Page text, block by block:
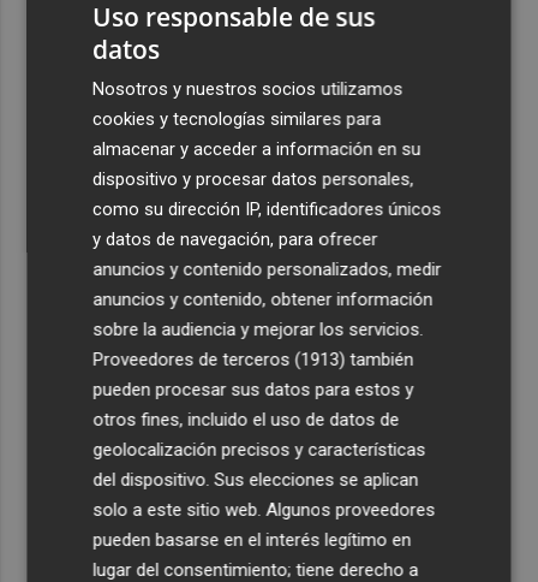
Uso responsable de sus
datos
Nosotros y nuestros socios utilizamos
cookies y tecnologías similares para
almacenar y acceder a información en su
dispositivo y procesar datos personales,
como su dirección IP, identificadores únicos
y datos de navegación, para ofrecer
anuncios y contenido personalizados, medir
anuncios y contenido, obtener información
sobre la audiencia y mejorar los servicios.
Proveedores de terceros (1913) también
pueden procesar sus datos para estos y
otros fines, incluido el uso de datos de
geolocalización precisos y características
del dispositivo. Sus elecciones se aplican
solo a este sitio web. Algunos proveedores
pueden basarse en el interés legítimo en
lugar del consentimiento; tiene derecho a